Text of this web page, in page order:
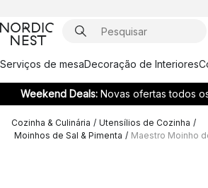
Serviços de mesaDecoração de Interiores
Weekend Deals: Novas ofertas todos
Cozinha & Culinária / Utensílios de Cozinha /
Moinhos de Sal & Pimenta / Maestro Moinho